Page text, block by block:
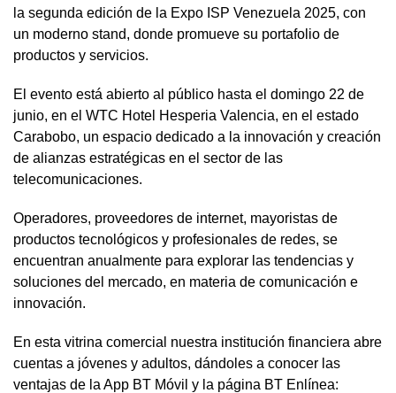
la segunda edición de la Expo ISP Venezuela 2025, con
un moderno stand, donde promueve su portafolio de
productos y servicios.
El evento está abierto al público hasta el domingo 22 de
junio, en el WTC Hotel Hesperia Valencia, en el estado
Carabobo, un espacio dedicado a la innovación y creación
de alianzas estratégicas en el sector de las
telecomunicaciones.
Operadores, proveedores de internet, mayoristas de
productos tecnológicos y profesionales de redes, se
encuentran anualmente para explorar las tendencias y
soluciones del mercado, en materia de comunicación e
innovación.
En esta vitrina comercial nuestra institución financiera abre
cuentas a jóvenes y adultos, dándoles a conocer las
ventajas de la App BT Móvil y la página BT Enlínea: